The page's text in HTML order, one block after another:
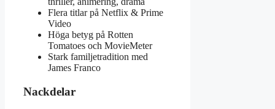
Flera titlar på Netflix & Prime
Video
Höga betyg på Rotten
Tomatoes och MovieMeter
Stark familje­tradition med
James Franco
Nackdelar